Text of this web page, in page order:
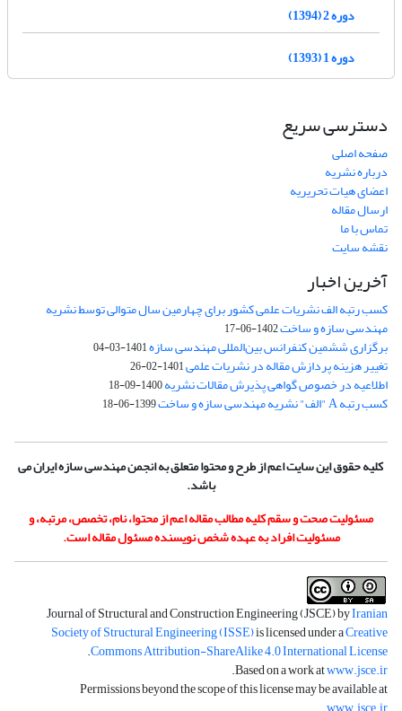
دوره 2 (1394)
دوره 1 (1393)
دسترسی سریع
صفحه اصلی
درباره نشریه
اعضای هیات تحریریه
ارسال مقاله
تماس با ما
نقشه سایت
آخرین اخبار
کسب رتبه الف نشریات علمی کشور برای چهارمین سال متوالی توسط نشریه
مهندسی سازه و ساخت1402-06-17
برگزاری ششمین کنفرانس بین‌المللی مهندسی سازه1401-03-04
تغییر هزینه پردازش مقاله در نشریات علمی1401-02-26
اطلاعیه در خصوص گواهی پذیرش مقالات نشریه1400-09-18
کسب رتبه A "الف" نشریه مهندسی سازه و ساخت 1399-06-18
کلیه حقوق این سایت اعم از طرح و محتوا متعلق به انجمن مهندسی سازه ایران می
باشد.
مسئولیت صحت و سقم کلیه مطالب مقاله اعم از محتوا، نام، تخصص، مرتبه، و
مسئولیت افراد به عهده شخص نویسنده مسئول مقاله است.
Journal of Structural and Construction Engineering (JSCE) byIranian
Society of Structural Engineering (ISSE)is licensed under aCreative
Commons Attribution-ShareAlike 4.0 International License
.
Based on a work atwww.jsce.ir
.
Permissions beyond the scope of this license may be available at